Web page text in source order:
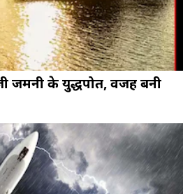
जर्मनी के युद्धपोत, वजह बनी